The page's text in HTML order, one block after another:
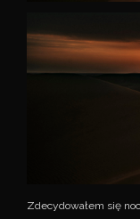
Zdecydowałem się